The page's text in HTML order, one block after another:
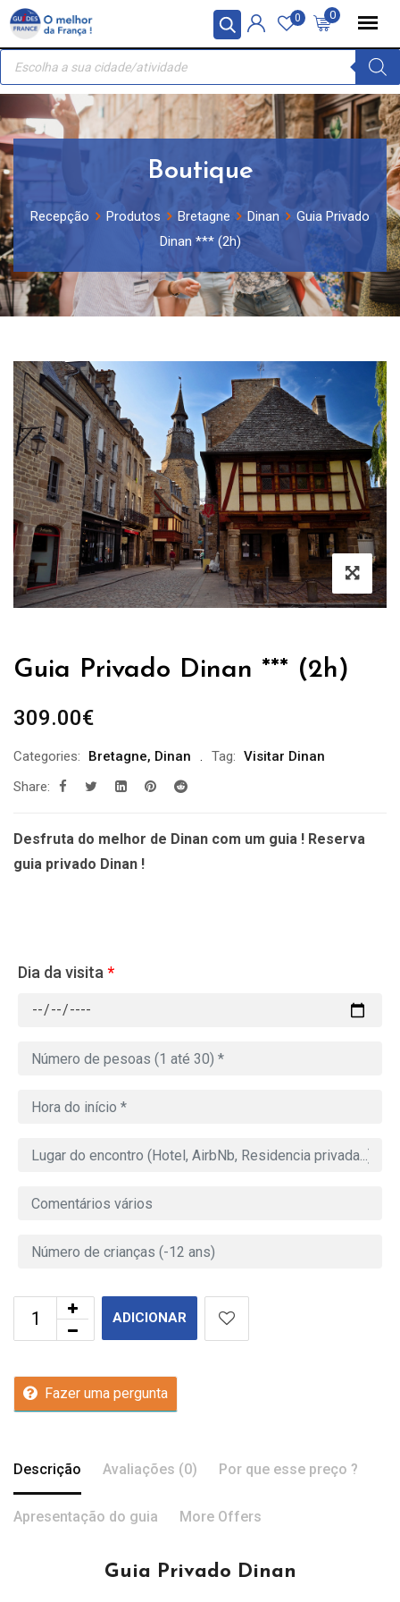
Painel de Gerenciamento de Cookies
Skip
content
0
0
Recherche
produits
Boutique
Recepção Produtos Bretagne Dinan
Guia Privado
Dinan *** (2h)
Guia Privado Dinan *** (2h)
309.00€
Categories: Bretagne, Dinan Tag: Visitar Dinan
Share:
Desfruta do melhor de Dinan com um guia ! Reserva
guia privado Dinan !
Dia da visita*
ADICIONAR
Fazer uma pergunta
Descrição Avaliações (0) Por que esse preço ?
Apresentação do guia More Offers
Guia Privado Dinan